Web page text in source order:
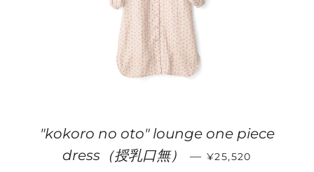
"kokoro no oto" lounge one piece
dress（授乳口無）
— 通常価格
¥25,520